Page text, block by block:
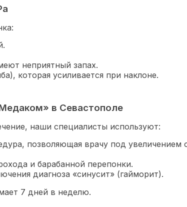
неприятный запах.
которая усиливается при наклоне.
в Севастополе
наши специалисты используют:
позволяющая врачу под увеличением
и барабанной перепонки.
диагноза «синусит» (гайморит).
7 дней в неделю.